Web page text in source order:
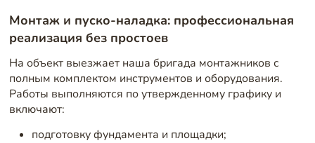
Монтаж и пуско-наладка: профессиональная
реализация без простоев
На объект выезжает наша бригада монтажников с
полным комплектом инструментов и оборудования.
Работы выполняются по утвержденному графику и
включают:
подготовку фундамента и площадки;